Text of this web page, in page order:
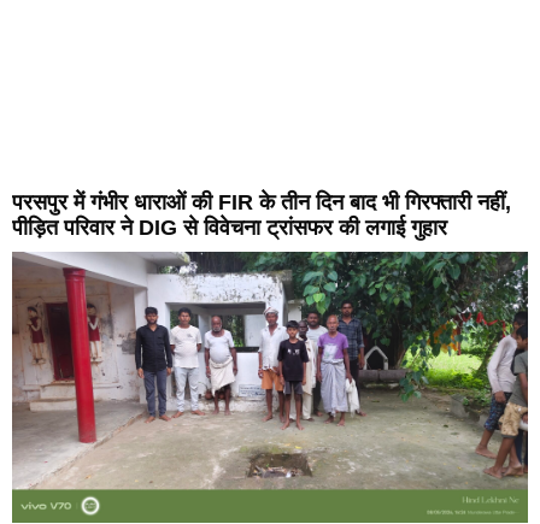
परसपुर में गंभीर धाराओं की FIR के तीन दिन बाद भी गिरफ्तारी नहीं,
पीड़ित परिवार ने DIG से विवेचना ट्रांसफर की लगाई गुहार